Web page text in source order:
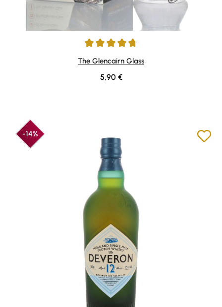
Durchschnittliche Bewertung von 4.84 von 5 Sternen
The Glencairn Glass
Regulärer Preis:
5,90 €
-14%